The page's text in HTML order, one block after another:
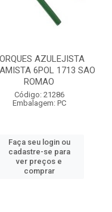
AZULEJISTA
6POL 1713 SAO
ROMAO
Código: 21286
Embalagem: PC
Faça seu login ou
cadastre-se para
ver preços e
comprar